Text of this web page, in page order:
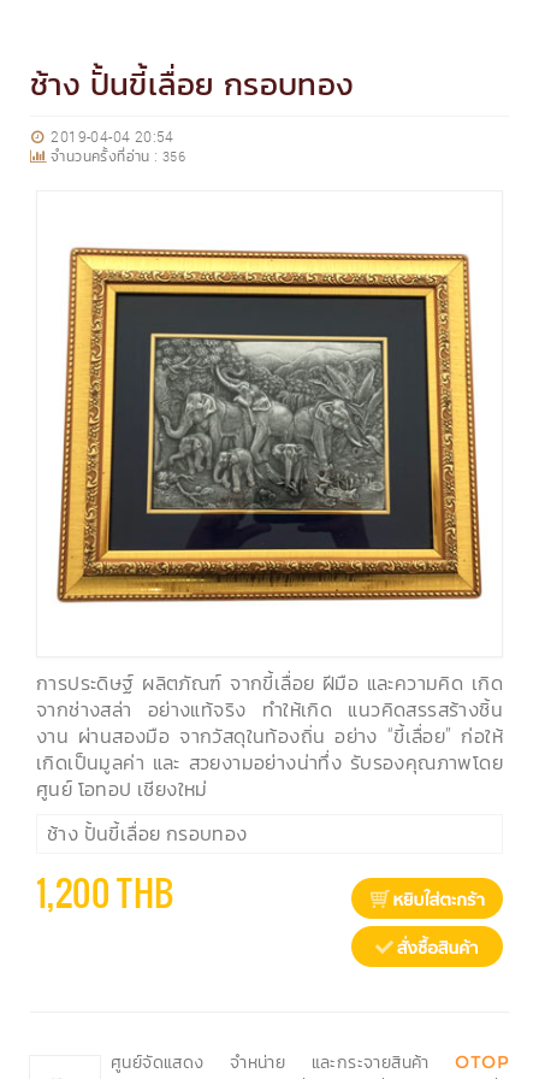
ช้าง ปั้นขี้เลื่อย กรอบทอง
2019-04-04 20:54
จำนวนครั้งที่อ่าน : 356
การประดิษฐ์ ผลิตภัณฑ์ จากขี้เลื่อย ฝีมือ และความคิด เกิด
จากช่างสล่า อย่างแท้จริง ทำให้เกิด แนวคิดสรรสร้างชิ้น
งาน ผ่านสองมือ จากวัสดุในท้องถิ่น อย่าง “ขี้เลื่อย” ก่อให้
เกิดเป็นมูลค่า และ สวยงามอย่างน่าทึ่ง รับรองคุณภาพโดย
ศูนย์ โอทอป เชียงใหม่
ช้าง ปั้นขี้เลื่อย กรอบทอง
1,200 THB
ศูนย์จัดแสดง จำหน่าย และกระจายสินค้าOTOP